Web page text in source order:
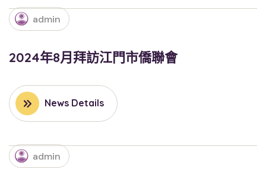
admin
2024年8月拜訪江門市僑聯會
News Details
admin